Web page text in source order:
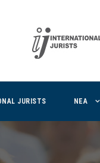
JURISTS ΝΕΑ